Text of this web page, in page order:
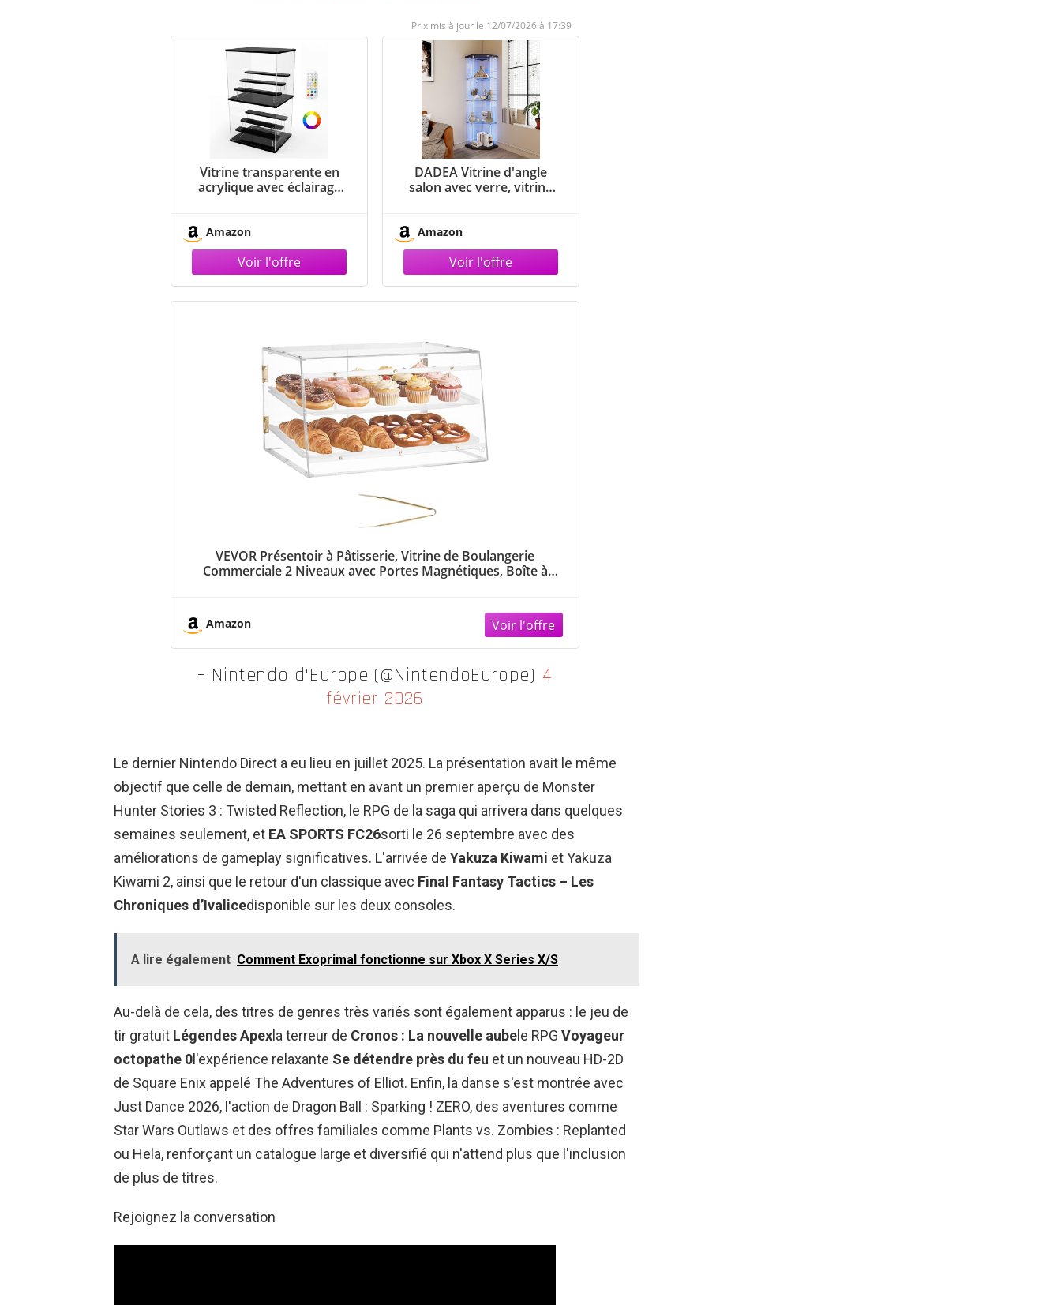
12/07/2026 à 17:39
Vitrine transparente en
acrylique avec éclairage
Boîte d'affichage à 4
niveaux avec étagères
pour Funko Pop Mart
Labubu, etc. Lot de 2,
utilisables en
Amazon
DADEA Vitrine d'angle
salon avec verre, vitrine
vitrines d'exposition en
verre, colonne
d'exposition pour
collectionneur, salon,
magasin
Amazon
VEVOR Présentoir à Pâtisserie, Vitrine de Boulangerie
Commerciale 2 Niveaux avec Portes Magnétiques, Boîte à
Amazon
– Nintendo d'Europe (@NintendoEurope) 4
février 2026
Le dernier Nintendo Direct a eu lieu en juillet 2025. La présentation avait le même
objectif que celle de demain, mettant en avant un premier aperçu de Monster
Hunter Stories 3 : Twisted Reflection, le RPG de la saga qui arrivera dans quelques
semaines seulement, et EA SPORTS FC26sorti le 26 septembre avec des
améliorations de gameplay significatives. L'arrivée de Yakuza Kiwami et Yakuza
Kiwami 2, ainsi que le retour d'un classique avec Final Fantasy Tactics – Les
Chroniques d’Ivalicedisponible sur les deux consoles.
A lire également Comment Exoprimal fonctionne sur Xbox X Series X/S
Au-delà de cela, des titres de genres très variés sont également apparus : le jeu de
tir gratuit Légendes Apex la terreur de Cronos : La nouvelle aube le RPG Voyageur
octopathe 0 l'expérience relaxante Se détendre près du feu et un nouveau HD-2D
de Square Enix appelé The Adventures of Elliot. Enfin, la danse s'est montrée avec
Just Dance 2026, l'action de Dragon Ball : Sparking ! ZERO, des aventures comme
Star Wars Outlaws et des offres familiales comme Plants vs. Zombies : Replanted
ou Hela, renforçant un catalogue large et diversifié qui n'attend plus que l'inclusion
de plus de titres.
Rejoignez la conversation